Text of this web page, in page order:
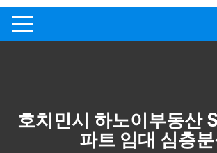
호치민시 하노이부동산
파트 임대 심층분